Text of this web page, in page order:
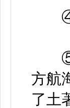
④原
⑤这
方航
了土